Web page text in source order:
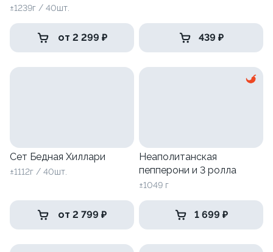
±1239г / 40шт.
от 2 299 ₽ 439 ₽
Сет Бедная Хиллари
±1112г / 40шт.
от 2 799 ₽
Неаполитанская
пепперони и 3 ролла
±1049 г
1 699 ₽